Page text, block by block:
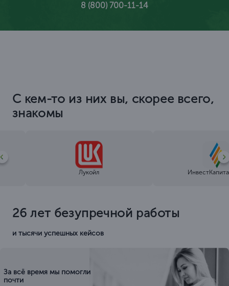
8 (800) 700-11-14
С кем-то из них вы, скорее всего,
знакомы
Лукойл
26 лет безупречной работы
и тысячи успешных кейсов
За всё время мы помогли
почти